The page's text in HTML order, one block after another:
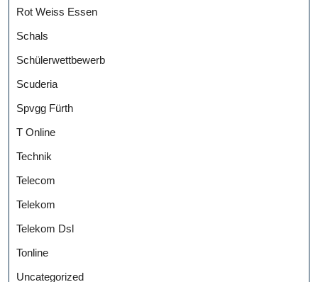
Rot Weiss Essen
Schals
Schülerwettbewerb
Scuderia
Spvgg Fürth
T Online
Technik
Telecom
Telekom
Telekom Dsl
Tonline
Uncategorized